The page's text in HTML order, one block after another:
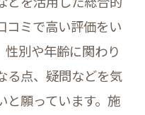
コミで高い評価をい
性別や年齢に関わり
る点、疑問などを気
と願っています。施